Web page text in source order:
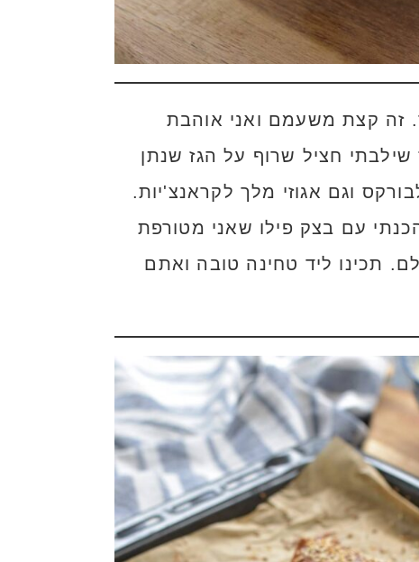
זה קצת משעמם ואני אוהבת
חציל שרוף על הגז שנתן
וגם אגוזי מלך לקראנצ'יות.
עם בצק פילו שאני מטורפת
תכינו ליד טחינה טובה ואתם